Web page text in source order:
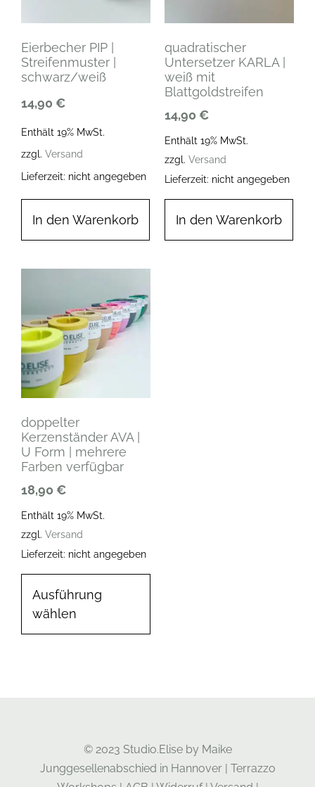
Eierbecher PIP |
Streifenmuster |
schwarz/weiß
14,90 €
Enthält 19% MwSt.
zzgl. Versand
Lieferzeit: nicht angegeben
In den Warenkorb
quadratischer
Untersetzer KARLA |
weiß mit
Blattgoldstreifen
14,90 €
Enthält 19% MwSt.
zzgl. Versand
Lieferzeit: nicht angegeben
In den Warenkorb
doppelter
Kerzenständer AVA |
U Form | mehrere
Farben verfügbar
18,90 €
Enthält 19% MwSt.
zzgl. Versand
Lieferzeit: nicht angegeben
Ausführung
wählen
© 2023 Studio.Elise by Maike
Junggesellenabschied in Hannover| Terrazzo